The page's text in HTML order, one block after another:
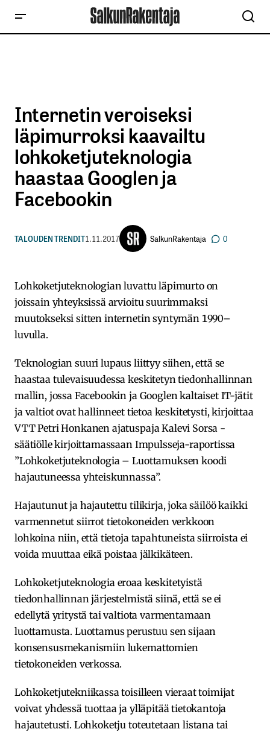
Internetin veroiseksi
läpimurroksi kaavailtu
lohkoketjuteknologia
haastaa Googlen ja
Facebookin
TALOUDEN TRENDIT1.11.2017 SalkunRakentaja 0
Lohkoketjuteknologian luvattu läpimurto on
joissain yhteyksissä arvioitu suurimmaksi
muutokseksi sitten internetin syntymän 1990–
luvulla.
Teknologian suuri lupaus liittyy siihen, että se
haastaa tulevaisuudessa keskitetyn tiedonhallinnan
mallin, jossa Facebookin ja Googlen kaltaiset IT-jätit
ja valtiot ovat hallinneet tietoa keskitetysti, kirjoittaa
VTT Petri Honkanen ajatuspaja Kalevi Sorsa -
säätiölle kirjoittamassaan Impulsseja-raportissa
”Lohkoketjuteknologia – Luottamuksen koodi
hajautuneessa yhteiskunnassa”.
Hajautunut ja hajautettu tilikirja, joka säilöö kaikki
varmennetut siirrot tietokoneiden verkkoon
lohkoina niin, että tietoja tapahtuneista siirroista ei
voida muuttaa eikä poistaa jälkikäteen.
Lohkoketjuteknologia eroaa keskitetyistä
tiedonhallinnan järjestelmistä siinä, että se ei
edellytä yritystä tai valtiota varmentamaan
luottamusta. Luottamus perustuu sen sijaan
konsensusmekanismiin lukemattomien
tietokoneiden verkossa.
Lohkoketjutekniikassa toisilleen vieraat toimijat
voivat yhdessä tuottaa ja ylläpitää tietokantoja
hajautetusti. Lohkoketju toteutetaan listana tai